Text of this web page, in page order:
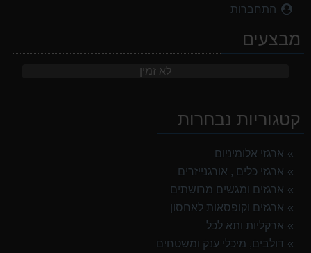
התחברות
מבצעים
לא זמין
קטגוריות נבחרות
ארגזי אלומיניום
ארגזי כלים , אורגנייזרים
ארגזים ומגשים מרושתים
ארגזים וקופסאות לאחסון
ארקליות ותא לכל
דולבים, מיכלי ענק ומשטחים